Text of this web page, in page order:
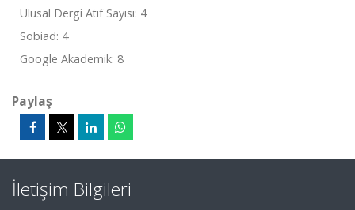
Ulusal Dergi Atıf Sayısı: 4
Sobiad: 4
Google Akademik: 8
Paylaş
İletişim Bilgileri